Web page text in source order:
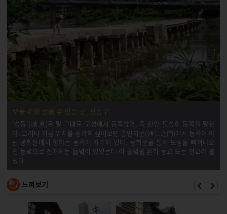
보물 위를 걷을 수 있는 곳, 성동구
‘성동’(城東)은 말 그대로 도성에서 동쪽방면, 즉 한양 도성의 동쪽을 말한
다. 그러나 지금 위치를 정확히 짚어보면 흥인지문(興仁之門)에서 동쪽이 아
닌 광희문에서 향하는 동쪽에 자리해 있다. 광희문을 통해 도성을 빠져나오
면 동녘으로 전개되는 들녘이 있었는데 이 들녘을 흔히 동교 또는 전교라 불
렀다.
느껴보기